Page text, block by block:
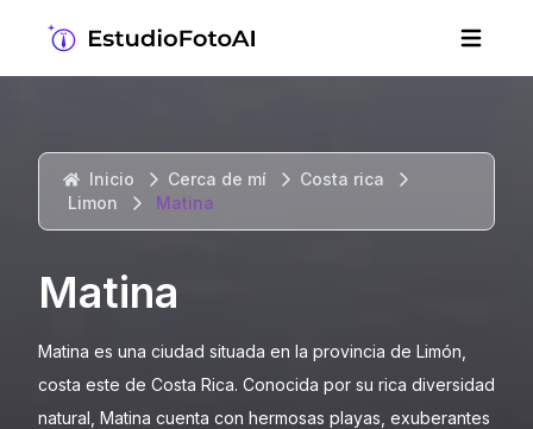
Inicio Cerca de mí
Costa rica
Limon
Matina
Matina
Matina es una ciudad situada en la provincia de Limón,
costa este de Costa Rica. Conocida por su rica diversidad
natural, Matina cuenta con hermosas playas, exuberantes